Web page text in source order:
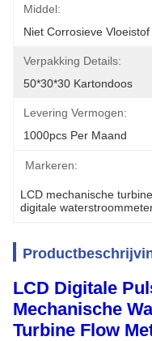
Middel:
Niet Corrosieve Vloeistof
Verpakking Details:
50*30*30 Kartondoos
Levering Vermogen:
1000pcs Per Maand
Markeren:
LCD mechanische
digitale
LCD Digitale
Mechanische
Turbine Flow